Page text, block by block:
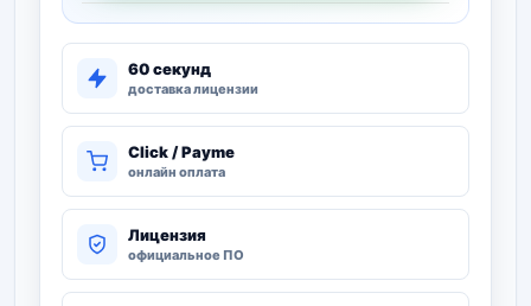
60 секунд
доставка лицензии
Click / Payme
онлайн оплата
Лицензия
официальное ПО